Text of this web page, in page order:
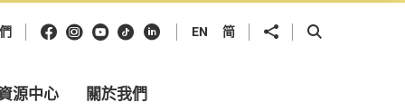
Facebook
Instagram
Youtube
抖音領英 EN 简 分享到 開啟搜尋框
源中心 關於我們